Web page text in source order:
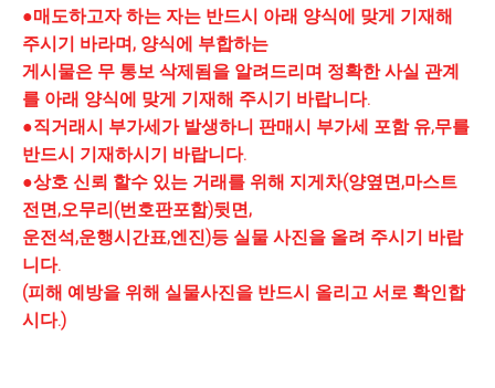
●매도하고자 하는 자는 반드시 아래 양식에 맞게 기재해
주시기 바라며, 양식에 부합하는
게시물은 무 통보 삭제됨을 알려드리며 정확한 사실 관계
를 아래 양식에 맞게 기재해 주시기 바랍니다.
●직거래시 부가세가 발생하니 판매시 부가세 포함 유,무를
반드시 기재하시기 바랍니다.
●상호 신뢰 할수 있는 거래를 위해 지게차(양옆면,마스트
전면,오무리(번호판포함)뒷면,
운전석,운행시간표,엔진)등 실물 사진을 올려 주시기 바랍
니다.
(피해 예방을 위해 실물사진을 반드시 올리고 서로 확인합
시다.)